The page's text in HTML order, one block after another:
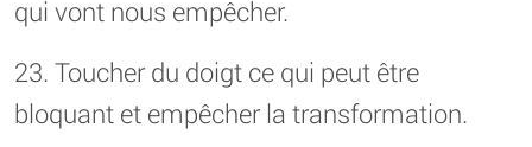
qui vont nous empêcher.
23. Toucher du doigt ce qui peut être
bloquant et empêcher la transformation.